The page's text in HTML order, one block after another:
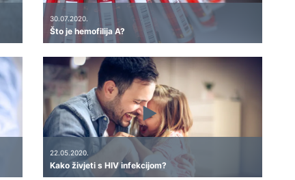
30.07.2020.
Što je hemofilija A?
22.05.2020.
Kako živjeti s HIV infekcijom?